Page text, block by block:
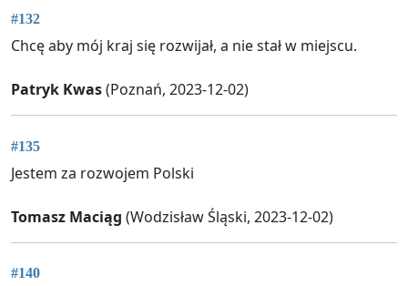
#132
Chcę aby mój kraj się rozwijał, a nie stał w miejscu.
Patryk Kwas(Poznań, 2023-12-02)
#135
Jestem za rozwojem Polski
Tomasz Maciąg (Wodzisław Śląski, 2023-12-02)
#140